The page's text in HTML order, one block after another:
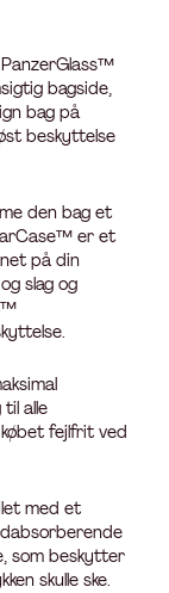
bagside,
bag på
beskyttelse
den bag et
er et
på din
slag og
alle
fejlfrit ved
med et
som beskytter
skulle ske.